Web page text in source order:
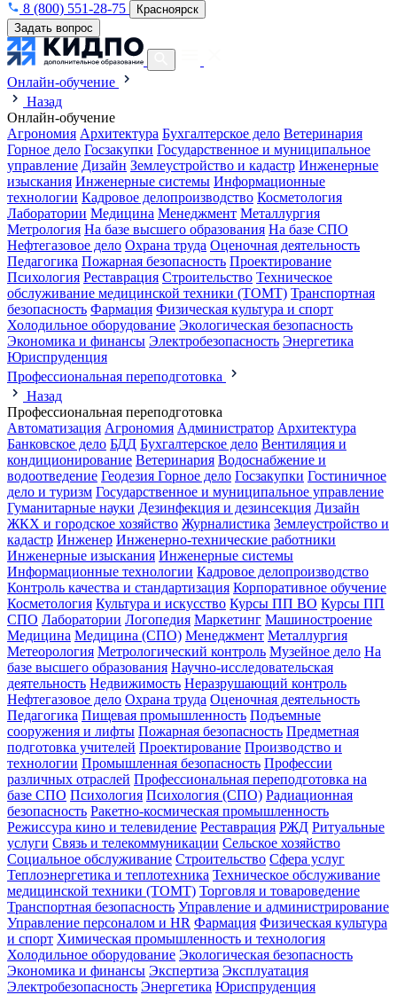
8 (800) 551-28-75
Красноярск
Задать вопрос
Онлайн-обучение
Назад
Онлайн-обучение
Агрономия Архитектура Бухгалтерское дело Ветеринария
Горное дело Госзакупки Государственное и муниципальное
управление Дизайн Землеустройство и кадастр Инженерные
изыскания Инженерные системы Информационные
технологии Кадровое делопроизводство Косметология
Лаборатории Медицина Менеджмент Металлургия
Метрология На базе высшего образования На базе СПО
Нефтегазовое дело Охрана труда Оценочная деятельность
Педагогика Пожарная безопасность Проектирование
Психология Реставрация Строительство Техническое
обслуживание медицинской техники (ТОМТ) Транспортная
безопасность Фармация Физическая культура и спорт
Холодильное оборудование Экологическая безопасность
Экономика и финансы Электробезопасность Энергетика
Юриспруденция
Профессиональная переподготовка
Назад
Профессиональная переподготовка
Автоматизация Агрономия Администратор Архитектура
Банковское дело БДД Бухгалтерское дело Вентиляция и
кондиционирование Ветеринария Водоснабжение и
водоотведение Геодезия Горное дело Госзакупки Гостиничное
дело и туризм Государственное и муниципальное управление
Гуманитарные науки Дезинфекция и дезинсекция Дизайн
ЖКХ и городское хозяйство Журналистика Землеустройство и
кадастр Инженер Инженерно-технические работники
Инженерные изыскания Инженерные системы
Информационные технологии Кадровое делопроизводство
Контроль качества и стандартизация Корпоративное обучение
Косметология Культура и искусство Курсы ПП ВО Курсы ПП
СПО Лаборатории Логопедия Маркетинг Машиностроение
Медицина Медицина (СПО) Менеджмент Металлургия
Метеорология Метрологический контроль Музейное дело На
базе высшего образования Научно-исследовательская
деятельность Недвижимость Неразрушающий контроль
Нефтегазовое дело Охрана труда Оценочная деятельность
Педагогика Пищевая промышленность Подъемные
сооружения и лифты Пожарная безопасность Предметная
подготовка учителей Проектирование Производство и
технологии Промышленная безопасность Профессии
различных отраслей Профессиональная переподготовка на
базе СПО Психология Психология (СПО) Радиационная
безопасность Ракетно-космическая промышленность
Режиссура кино и телевидение Реставрация РЖД Ритуальные
услуги Связь и телекоммуникации Сельское хозяйство
Социальное обслуживание Строительство Сфера услуг
Теплоэнергетика и теплотехника Техническое обслуживание
медицинской техники (ТОМТ) Торговля и товароведение
Транспортная безопасность Управление и администрирование
Управление персоналом и HR Фармация Физическая культура
и спорт Химическая промышленность и технология
Холодильное оборудование Экологическая безопасность
Экономика и финансы Экспертиза Эксплуатация
Электробезопасность Энергетика Юриспруденция